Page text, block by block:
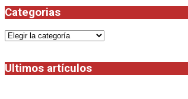
Categorias
Categorias
Ultimos artículos